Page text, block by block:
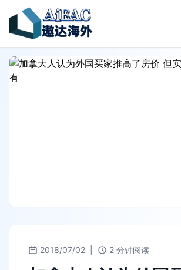
2018/07/02 2 分钟阅读